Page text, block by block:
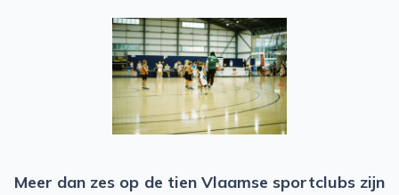
Meer dan zes op de tien Vlaamse sportclubs zijn